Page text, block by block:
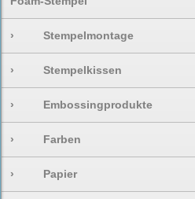
› Stempelmontage
› Stempelkissen
› Embossingprodukte
› Farben
› Papier